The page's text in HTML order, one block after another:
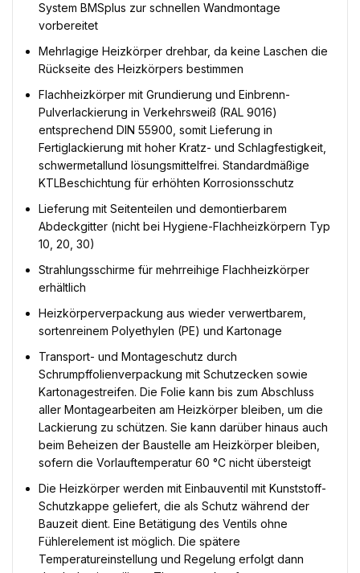
System BMSplus zur schnellen Wandmontage
vorbereitet
Mehrlagige Heizkörper drehbar, da keine Laschen die
Rückseite des Heizkörpers bestimmen
Flachheizkörper mit Grundierung und Einbrenn-
Pulverlackierung in Verkehrsweiß (RAL 9016)
entsprechend DIN 55900, somit Lieferung in
Fertiglackierung mit hoher Kratz- und Schlagfestigkeit,
schwermetallund lösungsmittelfrei. Standardmäßige
KTLBeschichtung für erhöhten Korrosionsschutz
Lieferung mit Seitenteilen und demontierbarem
Abdeckgitter (nicht bei Hygiene-Flachheizkörpern Typ
10, 20, 30)
Strahlungsschirme für mehrreihige Flachheizkörper
erhältlich
Heizkörperverpackung aus wieder verwertbarem,
sortenreinem Polyethylen (PE) und Kartonage
Transport- und Montageschutz durch
Schrumpffolienverpackung mit Schutzecken sowie
Kartonagestreifen. Die Folie kann bis zum Abschluss
aller Montagearbeiten am Heizkörper bleiben, um die
Lackierung zu schützen. Sie kann darüber hinaus auch
beim Beheizen der Baustelle am Heizkörper bleiben,
sofern die Vorlauftemperatur 60 °C nicht übersteigt
Die Heizkörper werden mit Einbauventil mit Kunststoff-
Schutzkappe geliefert, die als Schutz während der
Bauzeit dient. Eine Betätigung des Ventils ohne
Fühlerelement ist möglich. Die spätere
Temperatureinstellung und Regelung erfolgt dann